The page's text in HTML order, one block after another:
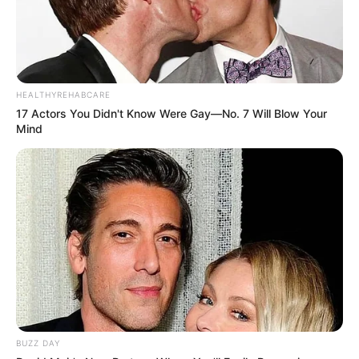
HEALTHYREHABCARE
17 Actors You Didn't Know Were Gay—No. 7 Will Blow Your
Mind
BUZZ DAY